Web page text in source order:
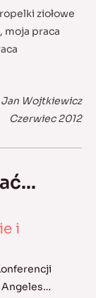
ziołowe
moja praca
Jan Wojtkiewicz
Czerwiec 2012
i
Angeles…